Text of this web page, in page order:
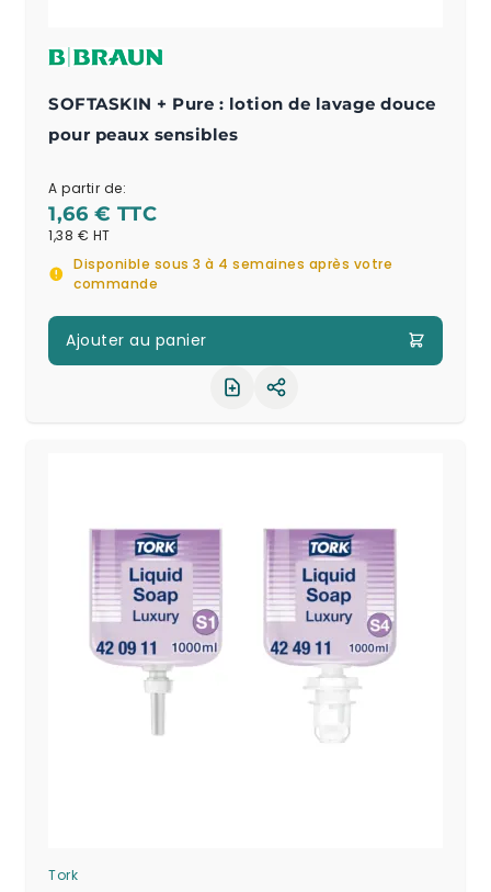
SOFTASKIN + Pure : lotion de lavage douce
pour peaux sensibles
A partir de:
1,66 €
1,38 €
Disponible sous 3 à 4 semaines après votre
commande
Ajouter au panier
Partager le produit
Tork